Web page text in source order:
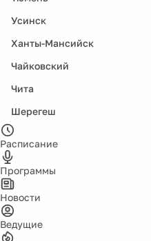
Усинск
Ханты-Мансийск
Чайковский
Чита
Шерегеш
Расписание
Программы
Новости
Ведущие